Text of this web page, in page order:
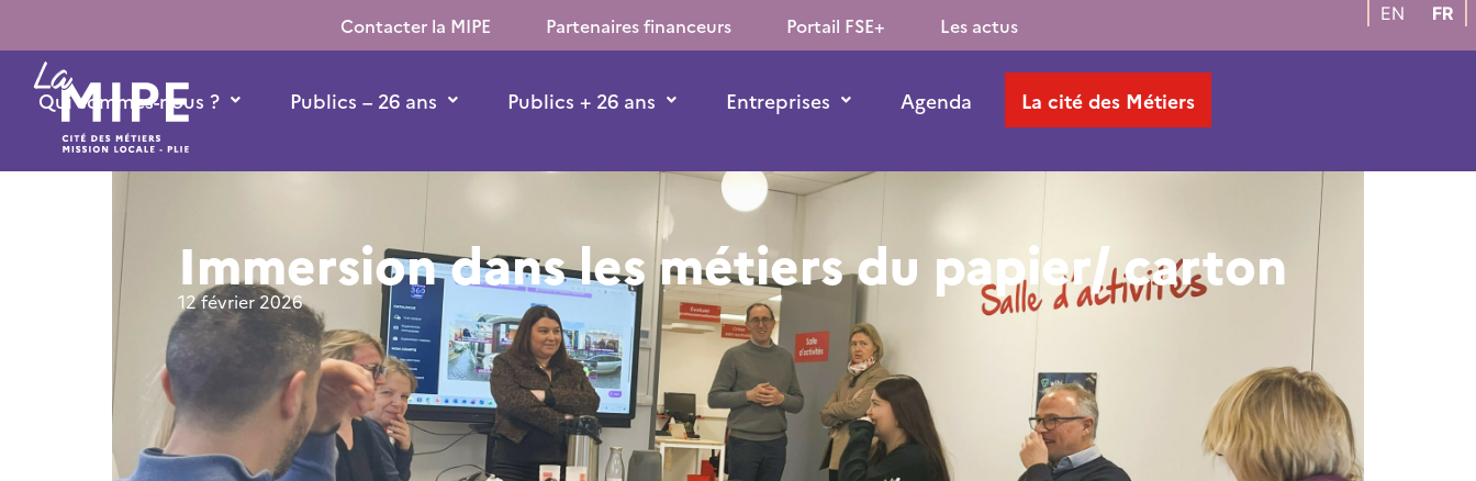
Contacter la MIPE Partenaires financeurs Portail FSE+ Les actus EN FR
Qui sommes-nous ? Publics – 26 ans Publics + 26 ans Entreprises Agenda La cité des Métiers
Immersion dans les métiers du papier/ carton
12 février 2026